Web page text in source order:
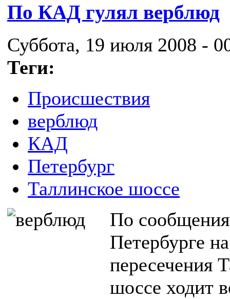
По КАД гулял верблюд
Суббота, 19 июля 2008 -
Теги:
Происшествия
верблюд
КАД
Петербург
Таллинское шоссе
По
Петербурге
пересечения
шоссе ходит